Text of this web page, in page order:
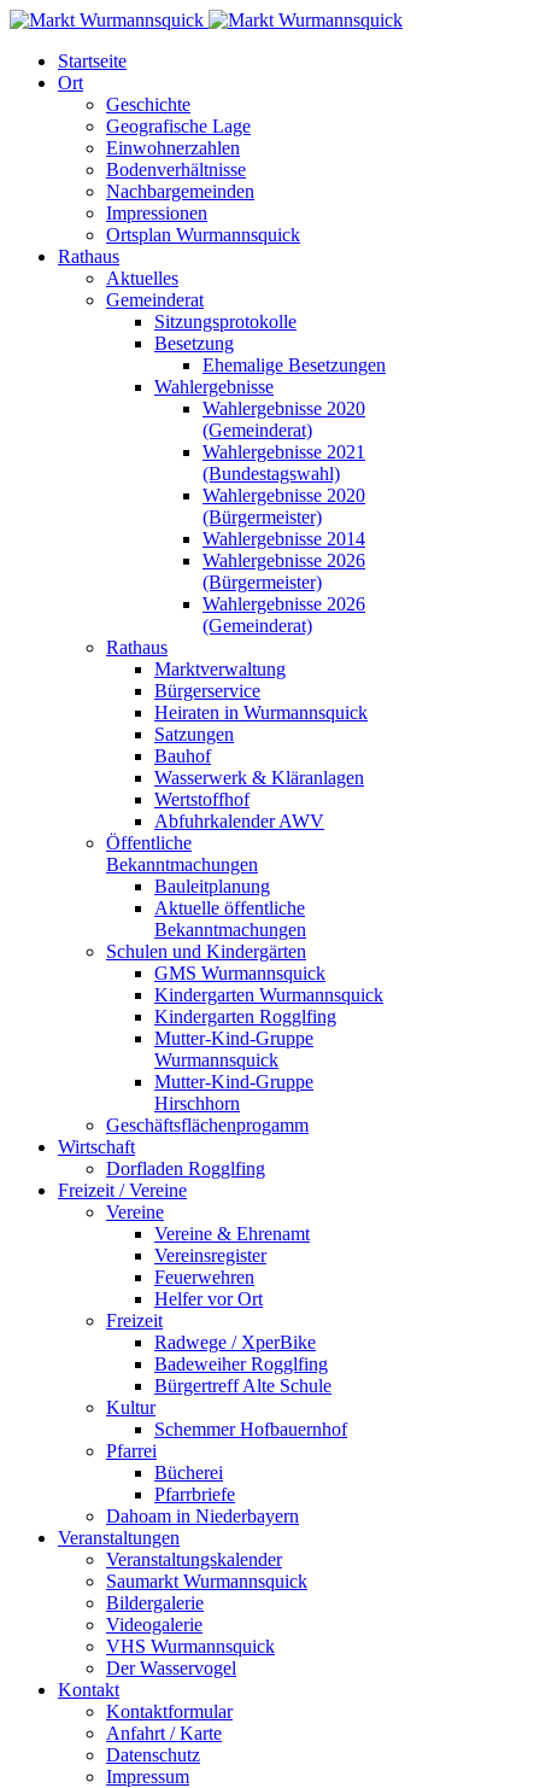
Startseite
Ort
Geschichte
Geografische Lage
Einwohnerzahlen
Bodenverhältnisse
Nachbargemeinden
Impressionen
Ortsplan Wurmannsquick
Rathaus
Aktuelles
Gemeinderat
Sitzungsprotokolle
Besetzung
Ehemalige Besetzungen
Wahlergebnisse
Wahlergebnisse 2020
(Gemeinderat)
Wahlergebnisse 2021
(Bundestagswahl)
Wahlergebnisse 2020
(Bürgermeister)
Wahlergebnisse 2014
Wahlergebnisse 2026
(Bürgermeister)
Wahlergebnisse 2026
(Gemeinderat)
Rathaus
Marktverwaltung
Bürgerservice
Heiraten in Wurmannsquick
Satzungen
Bauhof
Wasserwerk & Kläranlagen
Wertstoffhof
Abfuhrkalender AWV
Öffentliche
Bekanntmachungen
Bauleitplanung
Aktuelle öffentliche
Bekanntmachungen
Schulen und Kindergärten
GMS Wurmannsquick
Kindergarten Wurmannsquick
Kindergarten Rogglfing
Mutter-Kind-Gruppe
Wurmannsquick
Mutter-Kind-Gruppe
Hirschhorn
Geschäftsflächenprogamm
Wirtschaft
Dorfladen Rogglfing
Freizeit / Vereine
Vereine
Vereine & Ehrenamt
Vereinsregister
Feuerwehren
Helfer vor Ort
Freizeit
Radwege / XperBike
Badeweiher Rogglfing
Bürgertreff Alte Schule
Kultur
Schemmer Hofbauernhof
Pfarrei
Bücherei
Pfarrbriefe
Dahoam in Niederbayern
Veranstaltungen
Veranstaltungskalender
Saumarkt Wurmannsquick
Bildergalerie
Videogalerie
VHS Wurmannsquick
Der Wasservogel
Kontakt
Kontaktformular
Anfahrt / Karte
Datenschutz
Impressum